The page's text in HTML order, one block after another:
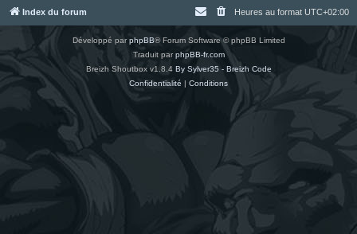
Index du forum Heures au format UTC+02:00
Développé parphpBB® Forum Software © phpBB Limited
Traduit parphpBB-fr.com
Breizh Shoutbox v1.8.4 By Sylver35 - Breizh Code
Confidentialité | Conditions